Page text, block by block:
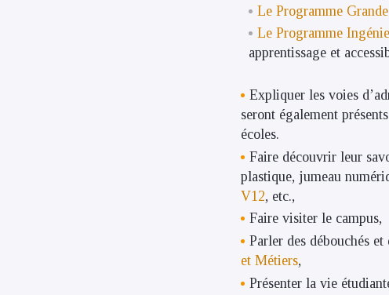
Le Programme
Le Programme
apprentissage et
Expliquer les voies
seront également
écoles.
Faire découvrir leur
plastique, jumeau
V12, etc.,
Faire visiter le campus,
Parler des débouchés
et Métiers,
Présenter la vie